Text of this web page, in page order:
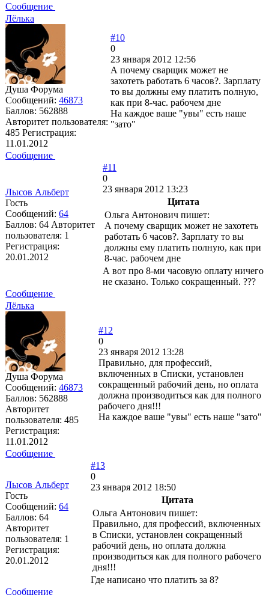
Сообщение
Лёлька
Душа Форума
Сообщений: 46873
Баллов: 562888
Авторитет пользователя:
485 Регистрация:
11.01.2012
#10
0
23 января 2012 12:56
А почему сварщик может не
захотеть работать 6 часов?. Зарплату
то вы должны ему платить полную,
как при 8-час. рабочем дне
На каждое ваше "увы" есть наше
"зато"
Сообщение
Лысов Альберт
Гость
Сообщений: 64
Баллов: 64 Авторитет
пользователя: 1
Регистрация:
20.01.2012
#11
0
23 января 2012 13:23
Цитата
Ольга Антонович пишет:
А почему сварщик может не захотеть
работать 6 часов?. Зарплату то вы
должны ему платить полную, как при
8-час. рабочем дне
А вот про 8-ми часовую оплату ничего
не сказано. Только сокращенный. ???
Сообщение
Лёлька
Душа Форума
Сообщений: 46873
Баллов: 562888
Авторитет
пользователя: 485
Регистрация:
11.01.2012
#12
0
23 января 2012 13:28
Правильно, для профессий,
включенных в Списки, установлен
сокращенный рабочий день, но оплата
должна производиться как для полного
рабочего дня!!!
На каждое ваше "увы" есть наше "зато"
Сообщение
Лысов Альберт
Гость
Сообщений: 64
Баллов: 64
Авторитет
пользователя: 1
Регистрация:
20.01.2012
#13
0
23 января 2012 18:50
Цитата
Ольга Антонович пишет:
Правильно, для профессий, включенных
в Списки, установлен сокращенный
рабочий день, но оплата должна
производиться как для полного рабочего
дня!!!
Где написано что платить за 8?
Сообщение